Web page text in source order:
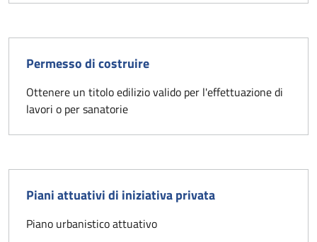
Permesso di costruire
Ottenere un titolo edilizio valido per l'effettuazione di
lavori o per sanatorie
Piani attuativi di iniziativa privata
Piano urbanistico attuativo